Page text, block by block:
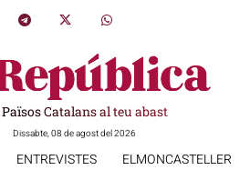
Catalans al teu abast
Dissabte, 08 de agost del 2026
ENTREVISTES ELMONCASTELLER